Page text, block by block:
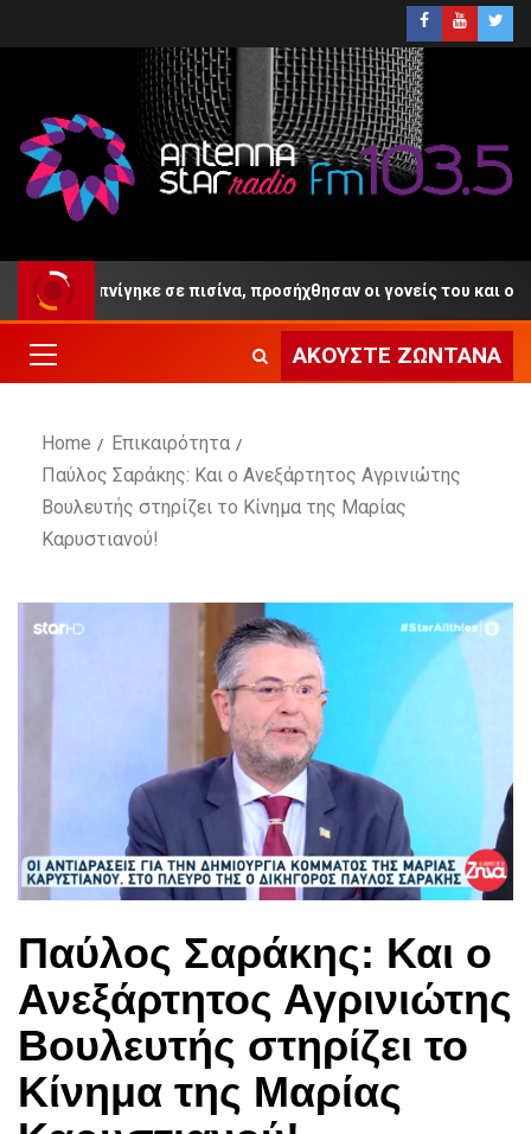
πνίγηκε σε πισίνα, προσήχθησαν οι γονείς του και ο
ΑΚΟΎΣΤΕ ΖΩΝΤΑΝΆ
Home
Επικαιρότητα
Παύλος Σαράκης: Και ο Ανεξάρτητος Αγρινιώτης
Βουλευτής στηρίζει το Κίνημα της Μαρίας
Καρυστιανού!
Παύλος Σαράκης: Και ο
Ανεξάρτητος Αγρινιώτης
Βουλευτής στηρίζει το
Κίνημα της Μαρίας